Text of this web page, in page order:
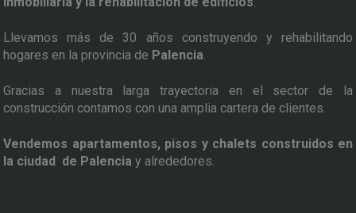
Llevamos más de 30 años construyendo y rehabilitando
hogares en la provincia de Palencia.
Gracias a nuestra larga trayectoria en el sector de la
construcción contamos con una amplia cartera de clientes.
Vendemos apartamentos, pisos y chalets construidos en
la ciudad de Palencia y alrededores.